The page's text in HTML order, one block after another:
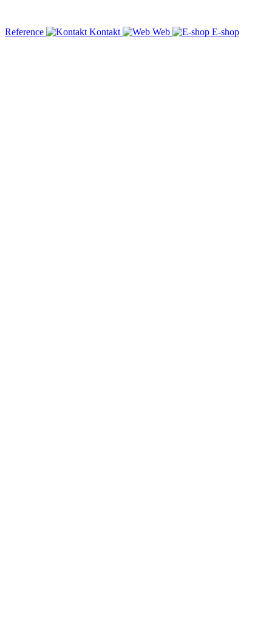
Reference Kontakt Web E-shop